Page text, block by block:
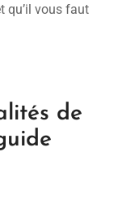
qu’il vous faut
de